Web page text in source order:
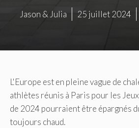
Jason & Julia 25 juillet 2024
L'Europe est en pleine vague de
athlètes réunis à Paris pour les
de 2024 pourraient être épargnés
toujours chaud.